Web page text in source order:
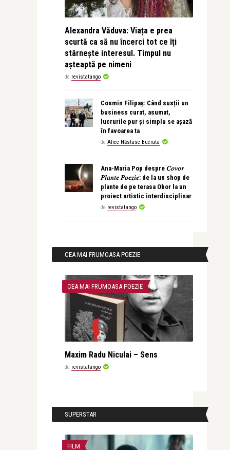
Alexandra Văduva: Viața e prea
scurtă ca să nu încerci tot ce îți
stârnește interesul. Timpul nu
așteaptă pe nimeni
de revistatango
Cosmin Filipaș: Când susții un
business curat, asumat,
lucrurile pur și simplu se așază
în favoarea ta
de Alice Năstase Buciuta
Ana-Maria Pop despre 𝐶𝑜𝑣𝑜𝑟
𝑃𝑙𝑎𝑛𝑡𝑒 𝑃𝑜𝑒𝑧𝑖𝑒: de la un shop de
plante de pe terasa Obor la un
proiect artistic interdisciplinar
de revistatango
CEA MAI FRUMOASA POEZIE
CEA MAI FRUMOASA POEZIE
Maxim Radu Niculai – Sens
de revistatango
SUPERSTAR
FILM